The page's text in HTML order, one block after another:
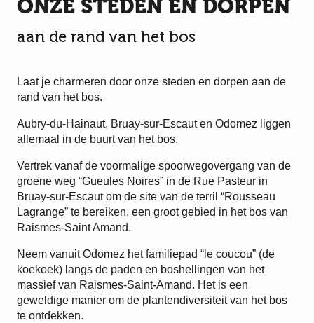
2 Het boshuis
3 De Trouée d'Arenberg
4
De mijn- en bosbouwsite
van Sabatier
5 De vijver van Goriaux
ONZE STEDEN EN DORPEN
aan de rand van het bos
Laat je charmeren door onze steden en dorpen aan de
rand van het bos.
Aubry-du-Hainaut, Bruay-sur-Escaut en Odomez liggen
allemaal in de buurt van het bos.
Vertrek vanaf de voormalige spoorwegovergang van de
groene weg “Gueules Noires” in de Rue Pasteur in
Bruay-sur-Escaut om de site van de terril “Rousseau
Lagrange” te bereiken, een groot gebied in het bos van
Raismes-Saint Amand.
Neem vanuit Odomez het familiepad “le coucou” (de
koekoek) langs de paden en boshellingen van het
massief van Raismes-Saint-Amand. Het is een
geweldige manier om de plantendiversiteit van het bos
te ontdekken.